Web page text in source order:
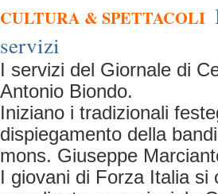
CULTURA & SPETTACOLI
servizi
I servizi del Giornale di
Antonio Biondo.
Iniziano i tradizionali
dispiegamento della
mons. Giuseppe
I giovani di Forza Italia si